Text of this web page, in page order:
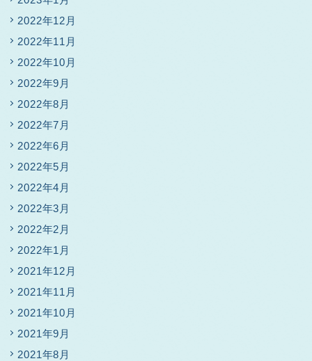
2022年12月
2022年11月
2022年10月
2022年9月
2022年8月
2022年7月
2022年6月
2022年5月
2022年4月
2022年3月
2022年2月
2022年1月
2021年12月
2021年11月
2021年10月
2021年9月
2021年8月